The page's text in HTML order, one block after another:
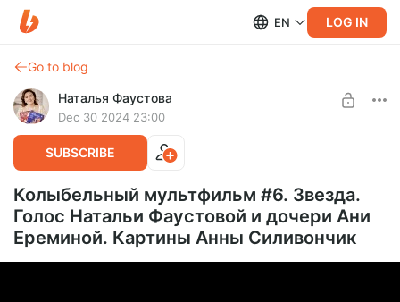
EN LOG IN
Go to blog
Наталья Фаустова
Dec 30 2024 23:00
SUBSCRIBE
Колыбельный мультфильм #6. Звезда.
Голос Натальи Фаустовой и дочери Ани
Ереминой. Картины Анны Силивончик